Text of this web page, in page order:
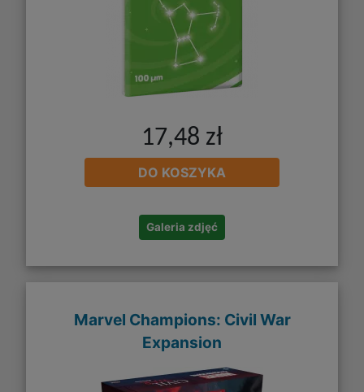
17,48 zł
DO KOSZYKA
Galeria zdjęć
Marvel Champions: Civil War
Expansion